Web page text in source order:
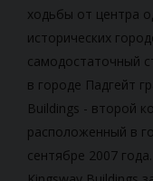
ходьбы от центра
исторических
самодостаточный
в городе Падгейт
Buildings - второй
расположенный в
сентябре 2007